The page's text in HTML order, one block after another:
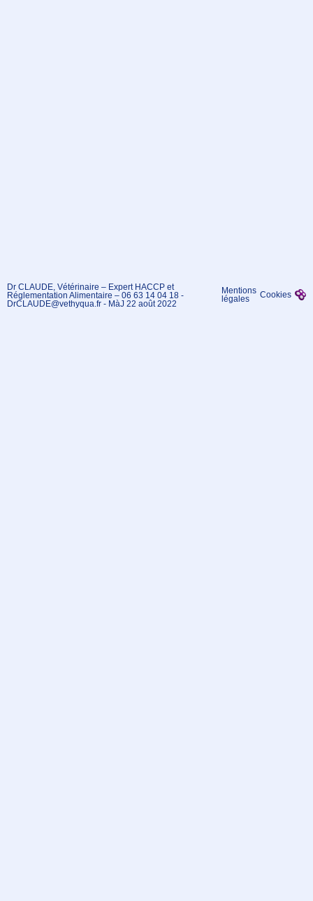
Dr CLAUDE, Vétérinaire – Expert HACCP et
Réglementation Alimentaire – 06 63 14 04 18 -
DrCLAUDE@vethyqua.fr - MàJ 22 août 2022
Mentions
légales
Cookies